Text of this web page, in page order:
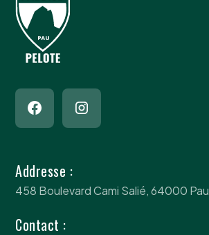
Addresse :
458 Boulevard Cami Salié, 64000 Pau
Contact :